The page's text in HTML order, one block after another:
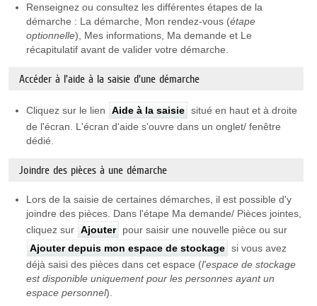
Renseignez ou consultez les différentes étapes de la
démarche : La démarche, Mon rendez-vous (étape
optionnelle), Mes informations, Ma demande et Le
récapitulatif avant de valider votre démarche.
Accéder à l'aide à la saisie d'une démarche
Cliquez sur le lien Aide à la saisie situé en haut et à droite
de l'écran. L'écran d'aide s'ouvre dans un onglet/ fenêtre
dédié.
Joindre des pièces à une démarche
Lors de la saisie de certaines démarches, il est possible d'y
joindre des pièces. Dans l'étape Ma demande/ Pièces jointes,
cliquez sur Ajouter
pour saisir une nouvelle pièce ou sur
Ajouter depuis mon espace de stockage si vous avez
déjà saisi des pièces dans cet espace (l'espace de stockage
est disponible uniquement pour les personnes ayant un
espace personnel).